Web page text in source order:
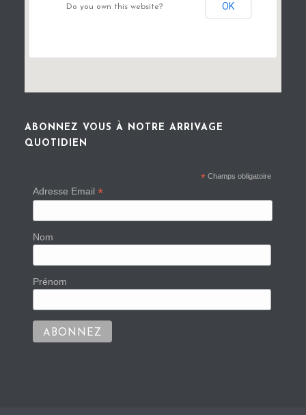
Do you own this website? OK
ABONNEZ VOUS À NOTRE ARRIVAGE
QUOTIDIEN
* Champs obligatoire
Adresse Email *
Nom
Prénom